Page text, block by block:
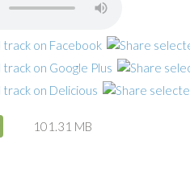
101.31 MB